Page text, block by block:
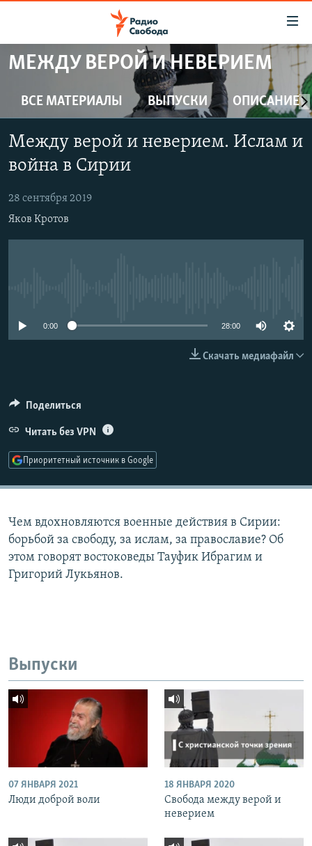
упрощенного
Вернуться
к
основному
содержанию
Вернутся
навигации
Вернутся
ПРОГРАММЫ
ПОДКАСТЫ
ЦИТАТЫ СВОБОДЫ
МНЕНИЯ
КУЛЬТУРА
IDEL.РЕАЛИИ
РАСПИСАНИЕ ВЕЩАНИЯ
МЕЖДУ ВЕРОЙ И НЕВЕРИЕМ
ВСЕ МАТЕРИАЛЫ ВЫПУСКИ ОПИСАНИЕ
Между верой и неверием. Ислам и
война в Сирии
28 сентября 2019
Яков Кротов
0:00 28:00
Скачать медиафайл
Поделиться
Читать без VPN
Приоритетный источник в Google
Чем вдохновляются военные действия в Сирии:
борьбой за свободу, за ислам, за православие? Об
этом говорят востоковеды Тауфик Ибрагим и
Григорий Лукьянов.
Выпуски
07 ЯНВАРЯ 2021
Люди доброй воли
18 ЯНВАРЯ 2020
Свобода между верой и
неверием